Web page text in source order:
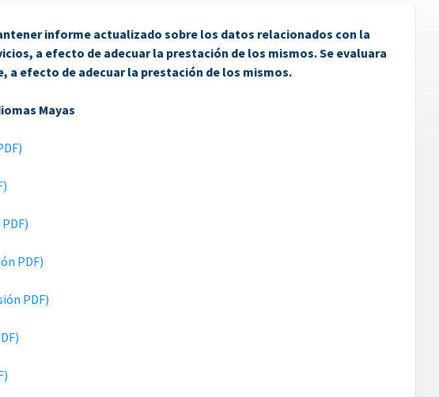
informe actualizado sobre los datos relacionados con la
a efecto de adecuar la prestación de los mismos. Se evaluara
a efecto de adecuar la prestación de los mismos.
Mayas
PDF)
PDF)